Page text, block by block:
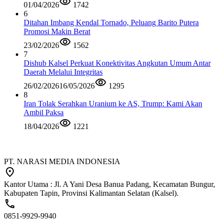
01/04/2026
1742
6
Ditahan Imbang Kendal Tornado, Peluang Barito Putera
Promosi Makin Berat
23/02/2026
1562
7
Dishub Kalsel Perkuat Konektivitas Angkutan Umum Antar
Daerah Melalui Integritas
26/02/202616/05/2026
1295
8
Iran Tolak Serahkan Uranium ke AS, Trump: Kami Akan
Ambil Paksa
18/04/2026
1221
PT. NARASI MEDIA INDONESIA
Kantor Utama : Jl. A Yani Desa Banua Padang, Kecamatan Bungur,
Kabupaten Tapin, Provinsi Kalimantan Selatan (Kalsel).
0851-9929-9940